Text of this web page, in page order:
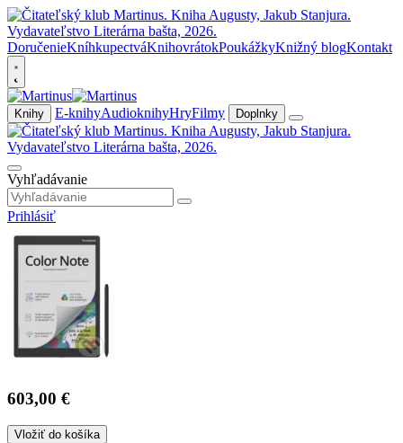
DoručenieKníhkupectváKnihovrátokPoukážkyKnižný blogKontakt
Knihy E-knihyAudioknihyHryFilmy Doplnky
Vyhľadávanie
Prihlásiť
603,00 €
Vložiť do košíka